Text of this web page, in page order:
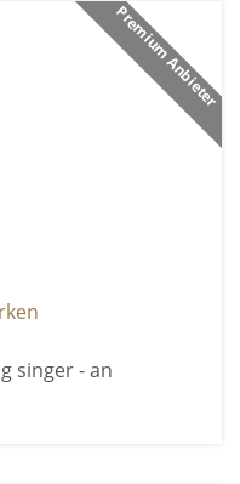
Premium Anbieter
singer - an